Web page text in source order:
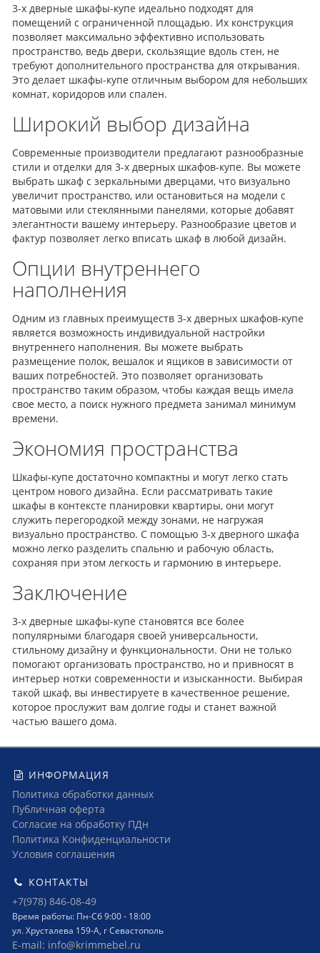
3-х дверные шкафы-купе идеально подходят для
помещений с ограниченной площадью. Их конструкция
позволяет максимально эффективно использовать
пространство, ведь двери, скользящие вдоль стен, не
требуют дополнительного пространства для открывания.
Это делает шкафы-купе отличным выбором для небольших
комнат, коридоров или спален.
Широкий выбор дизайна
Современные производители предлагают разнообразные
стили и отделки для 3-х дверных шкафов-купе. Вы можете
выбрать шкаф с зеркальными дверцами, что визуально
увеличит пространство, или остановиться на модели с
матовыми или стеклянными панелями, которые добавят
элегантности вашему интерьеру. Разнообразие цветов и
фактур позволяет легко вписать шкаф в любой дизайн.
Опции внутреннего
наполнения
Одним из главных преимуществ 3-х дверных шкафов-купе
является возможность индивидуальной настройки
внутреннего наполнения. Вы можете выбрать
размещение полок, вешалок и ящиков в зависимости от
ваших потребностей. Это позволяет организовать
пространство таким образом, чтобы каждая вещь имела
свое место, а поиск нужного предмета занимал минимум
времени.
Экономия пространства
Шкафы-купе достаточно компактны и могут легко стать
центром нового дизайна. Если рассматривать такие
шкафы в контексте планировки квартиры, они могут
служить перегородкой между зонами, не нагружая
визуально пространство. С помощью 3-х дверного шкафа
можно легко разделить спальню и рабочую область,
сохраняя при этом легкость и гармонию в интерьере.
Заключение
3-х дверные шкафы-купе становятся все более
популярными благодаря своей универсальности,
стильному дизайну и функциональности. Они не только
помогают организовать пространство, но и привносят в
интерьер нотки современности и изысканности. Выбирая
такой шкаф, вы инвестируете в качественное решение,
которое прослужит вам долгие годы и станет важной
частью вашего дома.
ИНФОРМАЦИЯ
Политика обработки данных
Публичная оферта
Согласие на обработку ПДн
Политика Конфиденциальности
Условия соглашения
КОНТАКТЫ
+7(978) 846-08-49
Время работы: Пн-Сб 9:00 - 18:00
ул. Хрусталева 159-А, г Севастополь
E-mail: info@krimmebel.ru